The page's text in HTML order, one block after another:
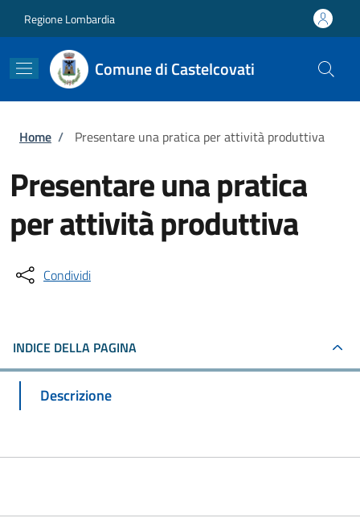
Regione Lombardia
Comune di Castelcovati
Briciole di pane
Home / Presentare una pratica per attività produttiva
Presentare una pratica
per attività produttiva
Condividi
INDICE DELLA PAGINA
Descrizione